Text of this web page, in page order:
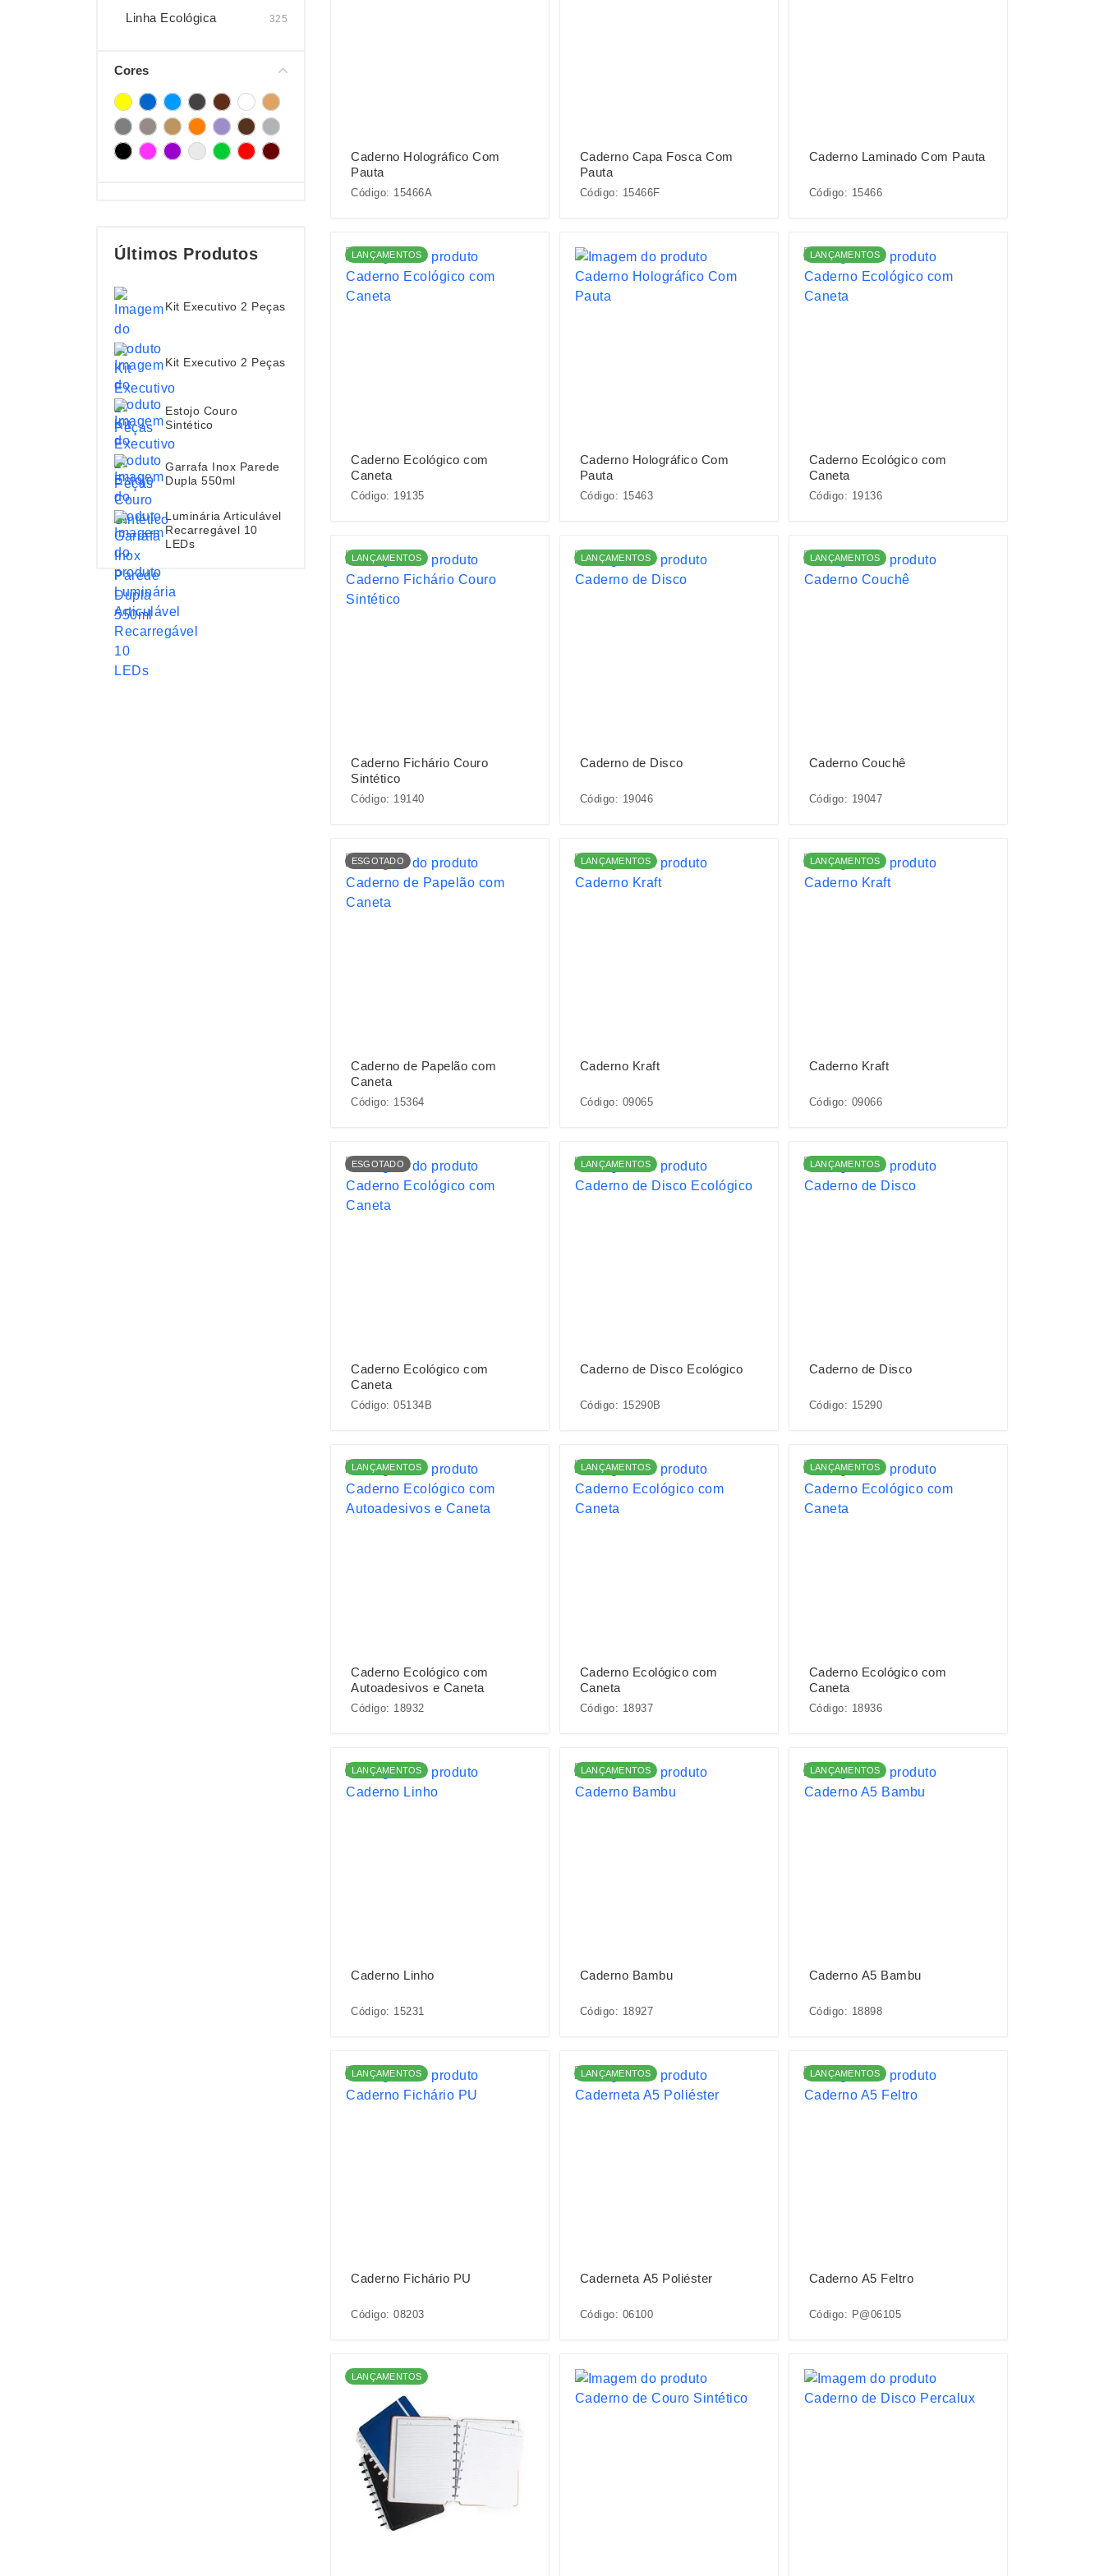
Linha Ecológica 325
Cores
Últimos Produtos
Kit Executivo 2 Peças
Kit Executivo 2 Peças
Estojo Couro
Sintético
Garrafa Inox Parede
Dupla 550ml
Luminária Articulável
Recarregável 10
LEDs
Caderno Holográfico Com
Pauta
Código: 15466A
Caderno Capa Fosca Com
Pauta
Código: 15466F
Caderno Laminado Com Pauta
Código: 15466
LANÇAMENTOS
Caderno Ecológico com
Caneta
Código: 19135
Caderno Holográfico Com
Pauta
Código: 15463
LANÇAMENTOS
Caderno Ecológico com
Caneta
Código: 19136
LANÇAMENTOS
Caderno Fichário Couro
Sintético
Código: 19140
LANÇAMENTOS
Caderno de Disco
Código: 19046
LANÇAMENTOS
Caderno Couchê
Código: 19047
ESGOTADO
Caderno de Papelão com
Caneta
Código: 15364
LANÇAMENTOS
Caderno Kraft
Código: 09065
LANÇAMENTOS
Caderno Kraft
Código: 09066
ESGOTADO
Caderno Ecológico com
Caneta
Código: 05134B
LANÇAMENTOS
Caderno de Disco Ecológico
Código: 15290B
LANÇAMENTOS
Caderno de Disco
Código: 15290
LANÇAMENTOS
Caderno Ecológico com
Autoadesivos e Caneta
Código: 18932
LANÇAMENTOS
Caderno Ecológico com
Caneta
Código: 18937
LANÇAMENTOS
Caderno Ecológico com
Caneta
Código: 18936
LANÇAMENTOS
Caderno Linho
Código: 15231
LANÇAMENTOS
Caderno Bambu
Código: 18927
LANÇAMENTOS
Caderno A5 Bambu
Código: 18898
LANÇAMENTOS
Caderno Fichário PU
Código: 08203
LANÇAMENTOS
Caderneta A5 Poliéster
Código: 06100
LANÇAMENTOS
Caderno A5 Feltro
Código: P@06105
LANÇAMENTOS